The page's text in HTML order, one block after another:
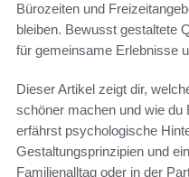
Bürozeiten und
bleiben. Bewusst gestaltete
für gemeinsame Erlebnisse
Dieser Artikel zeigt dir,
schöner machen und wie
erfährst psychologische
Gestaltungsprinzipien und
Familienalltag oder in der